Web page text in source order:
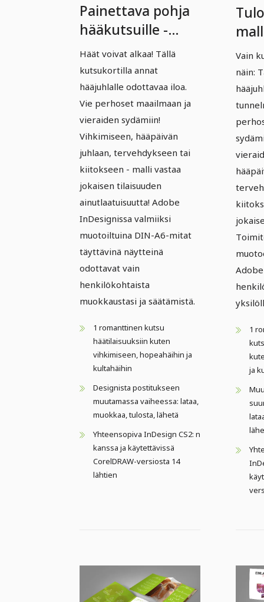
Painettava pohja
hääkutsuille -
Versio 11
Häät voivat alkaa! Tällä
kutsukortilla annat
hääjuhlalle odottavaa iloa.
Vie perhoset maailmaan ja
vieraiden sydämiin!
Vihkimiseen, hääpäivän
juhlaan, tervehdykseen tai
kiitokseen - malli vastaa
jokaisen tilaisuuden
ainutlaatuisuutta! Adobe
InDesignissa valmiiksi
muotoiltuina DIN-A6-mitat
täyttävinä näytteinä
odottavat vain
henkilökohtaista
muokkaustasi ja säätämistä.
1 romanttinen kutsu
häätilaisuuksiin kuten
vihkimiseen, hopeahäihin ja
kultahäihin
Designista postitukseen
muutamassa vaiheessa: lataa,
muokkaa, tulosta, lähetä
Yhteensopiva InDesign CS2: n
kanssa ja käytettävissä
CorelDRAW-versiosta 14
lähtien
Vain
näin:
1
ja